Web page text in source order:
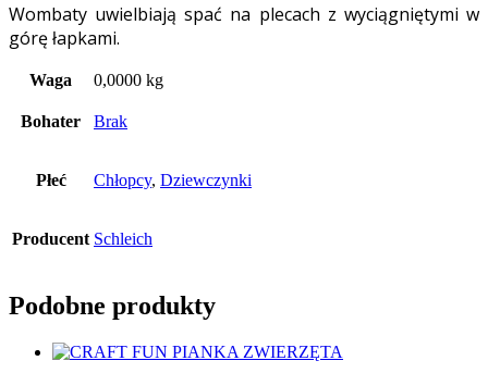
Wombaty uwielbiają spać na plecach z wyciągniętymi w
górę łapkami.
Waga 0,0000 kg
Bohater Brak
Płeć Chłopcy, Dziewczynki
Producent Schleich
Podobne produkty